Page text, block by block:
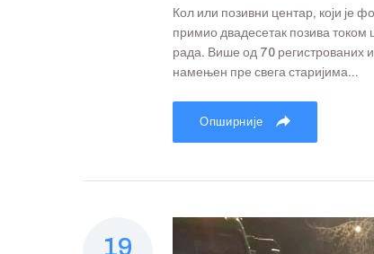
Кол или позивни центар, који је
примио двадесетак позива током
рада. Више од 70 регистрованих
намењен пре свега старијима...
Опширније
19